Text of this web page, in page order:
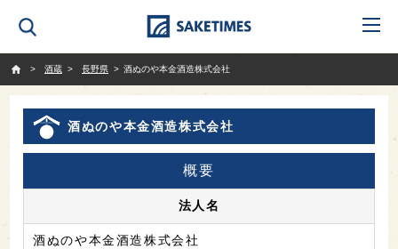
酒蔵
長野県 酒ぬのや本金酒造株式会社
酒ぬのや本金酒造株式会社
概要
法人名
酒ぬのや本金酒造株式会社